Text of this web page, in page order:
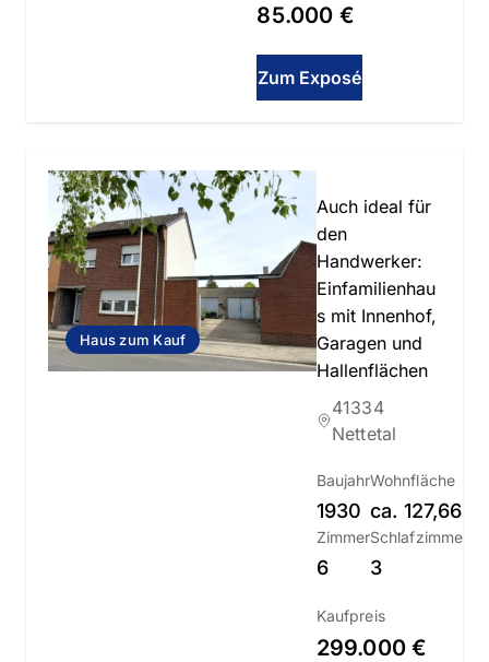
85.000 €
Zum Exposé
Slide 1 of 1
Haus zum Kauf
Auch ideal für
den
Handwerker:
Einfamilienhau
s mit Innenhof,
Garagen und
Hallenflächen
41334
Nettetal
Baujahr
1930
Wohnfläche
ca. 127,66
Zimmer
6
Schlafzimmer
3
Kaufpreis
299.000 €